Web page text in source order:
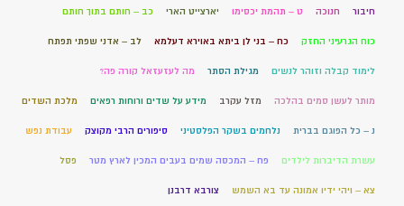
חיבור חנוכה ט – תהמת יכסימו יארצייט הארי כב – חותם בתוך חותם
כוח הגרעיני החזק כח – בני לן ביתא באוירא דעלמא לב – אדני שפתי תפתח
לימוד קבלה וזוהר לנשים מגילת הסתר מה לעזעזאל קורה פה?
מותר לעשן סמים בהלכה מזל עקרב מידע על שדים ורוחות רפאים מלכת השדים
נ – כל הפוגם בברית נלחמים בשקר הפלסטיני סיפורים הרבי מקוצק עבודת נפש
עשרת הדיברות לילדים פח – המכסה שמים בעבים המכין לארץ מטר פסל
צא – ויהי ידיו אמונה עד בא השמש צורבא דרבנן